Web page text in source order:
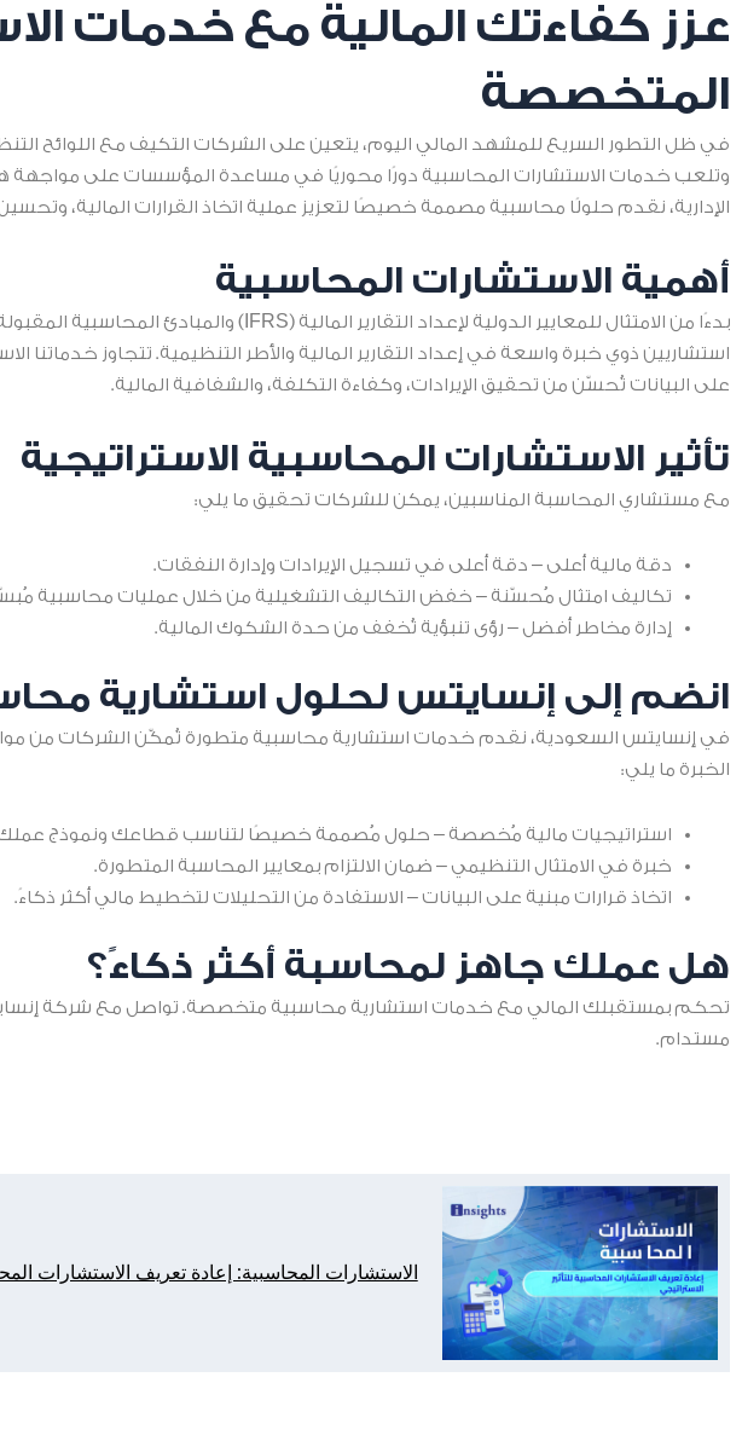
عزز كفاءتك المالية مع خدمات
المتخصصة
في ظل التطور السريع للمشهد المالي اليوم، يتعين على الشركات التكيف مع اللوائح
وتلعب خدمات الاستشارات المحاسبية دورًا محوريًا في مساعدة المؤسسات على
الإدارية، نقدم حلولًا محاسبية مصممة خصيصًا لتعزيز عملية اتخاذ القرارات المالية،
أهمية الاستشارات المحاسبية
استشاريين ذوي خبرة واسعة في إعداد التقارير المالية والأطر التنظيمية. تتجاوز
على البيانات تُحسّن من تحقيق الإيرادات، وكفاءة التكلفة، والشفافية المالية.
تأثير الاستشارات المحاسبية الاستراتيجية
مع مستشاري المحاسبة المناسبين، يمكن للشركات تحقيق ما يلي:
دقة مالية أعلى – دقة أعلى في تسجيل الإيرادات وإدارة النفقات.
تكاليف امتثال مُحسّنة – خفض التكاليف التشغيلية من خلال عمليات محاسبية
إدارة مخاطر أفضل – رؤى تنبؤية تُخفف من حدة الشكوك المالية.
انضم إلى إنسايتس لحلول استشارية
في إنسايتس السعودية، نقدم خدمات استشارية محاسبية متطورة تُمكّن الشركات من
الخبرة ما يلي:
استراتيجيات مالية مُخصصة – حلول مُصممة خصيصًا لتناسب قطاعك ونموذج
خبرة في الامتثال التنظيمي – ضمان الالتزام بمعايير المحاسبة المتطورة.
اتخاذ قرارات مبنية على البيانات – الاستفادة من التحليلات لتخطيط مالي أكثر ذكاءً.
هل عملك جاهز لمحاسبة أكثر ذكاءً؟
تحكم بمستقبلك المالي مع خدمات استشارية محاسبية متخصصة. تواصل مع شركة إنسايتس
مستدام.
الاستشارات المحاسبية: إعادة تعريف الاستشارات